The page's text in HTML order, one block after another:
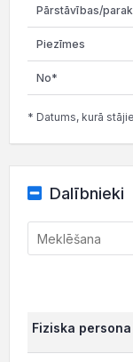
* Datums, kurā
Dalībnieki
Fiziska persona